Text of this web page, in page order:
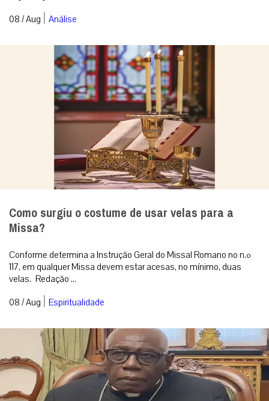
Como surgiu o costume de usar velas para a
Conforme determina a Instrução Geral do Missal Romano no n.º
117, em qualquer Missa devem estar acesas, no mínimo, duas
08 / Aug |Espiritualidade